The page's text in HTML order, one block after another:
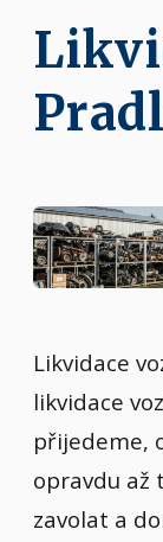
Likvidace
likvidace
přijedeme,
opravdu až
zavolat a